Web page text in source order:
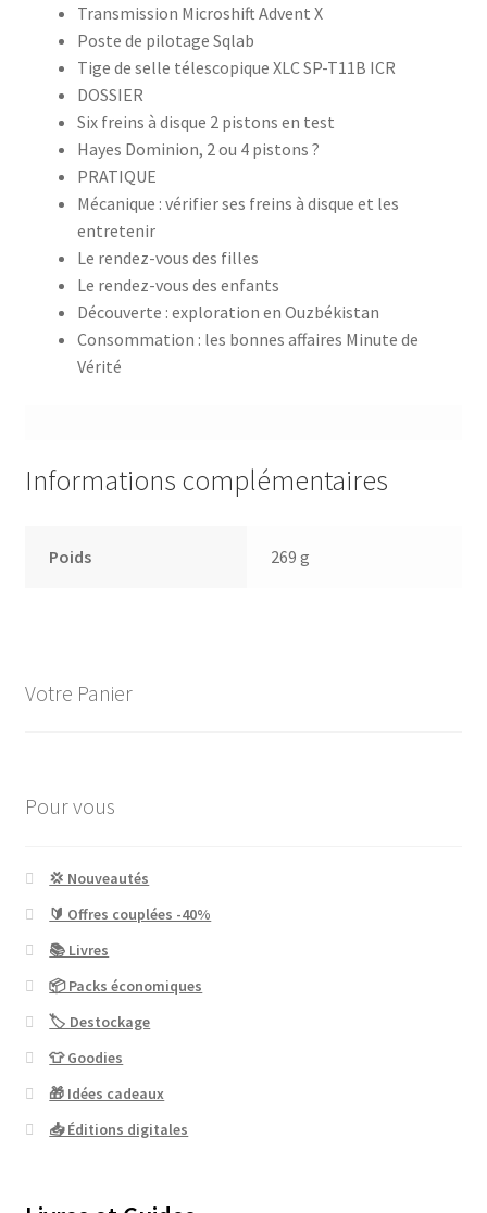
Transmission Microshift Advent X
Poste de pilotage Sqlab
Tige de selle télescopique XLC SP-T11B ICR
DOSSIER
Six freins à disque 2 pistons en test
Hayes Dominion, 2 ou 4 pistons ?
PRATIQUE
Mécanique : vérifier ses freins à disque et les
entretenir
Le rendez-vous des filles
Le rendez-vous des enfants
Découverte : exploration en Ouzbékistan
Consommation : les bonnes affaires Minute de
Vérité
Informations complémentaires
Poids 269 g
Votre Panier
Pour vous
💢 Nouveautés
🔰 Offres couplées -40%
📚 Livres
📦 Packs économiques
🏷 Destockage
👕 Goodies
🎁 Idées cadeaux
📥 Éditions digitales